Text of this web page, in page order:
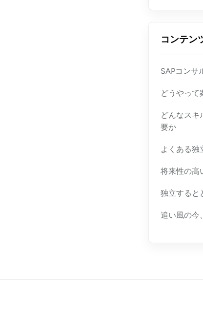
コンテン
SAPコンサ
どうやって
どんなスキ
要か
よくある独
将来性の高
独立すると
追い風の今